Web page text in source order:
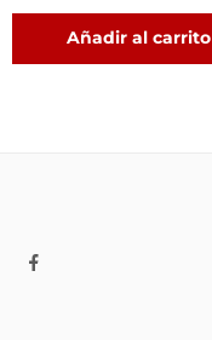
Añadir al carrito